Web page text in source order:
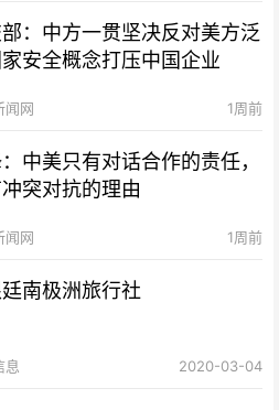
：中方一贯坚决反对美方泛
安全概念打压中国企业
闻网 1周前
中美只有对话合作的责任，
突对抗的理由
闻网 1周前
廷南极洲旅行社
息 2020-03-04